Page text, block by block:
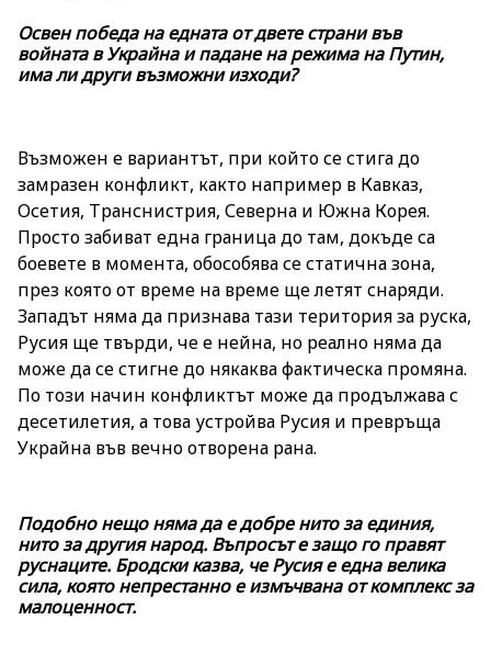
Освен победа на едната от двете страни във
войната в Украйна и падане на режима на Путин,
има ли други възможни изходи?
Възможен е вариантът, при който се стига до
замразен конфликт, както например в Кавказ,
Осетия, Транснистрия, Северна и Южна Корея.
Просто забиват една граница до там, докъде са
боевете в момента, обособява се статична зона,
през която от време на време ще летят снаряди.
Западът няма да признава тази територия за руска,
Русия ще твърди, че е нейна, но реално няма да
може да се стигне до някаква фактическа промяна.
По този начин конфликтът може да продължава с
десетилетия, а това устройва Русия и превръща
Украйна във вечно отворена рана.
Подобно нещо няма да е добре нито за единия,
нито за другия народ. Въпросът е защо го правят
руснаците. Бродски казва, че Русия е една велика
сила, която непрестанно е измъчвана от комплекс за
малоценност.